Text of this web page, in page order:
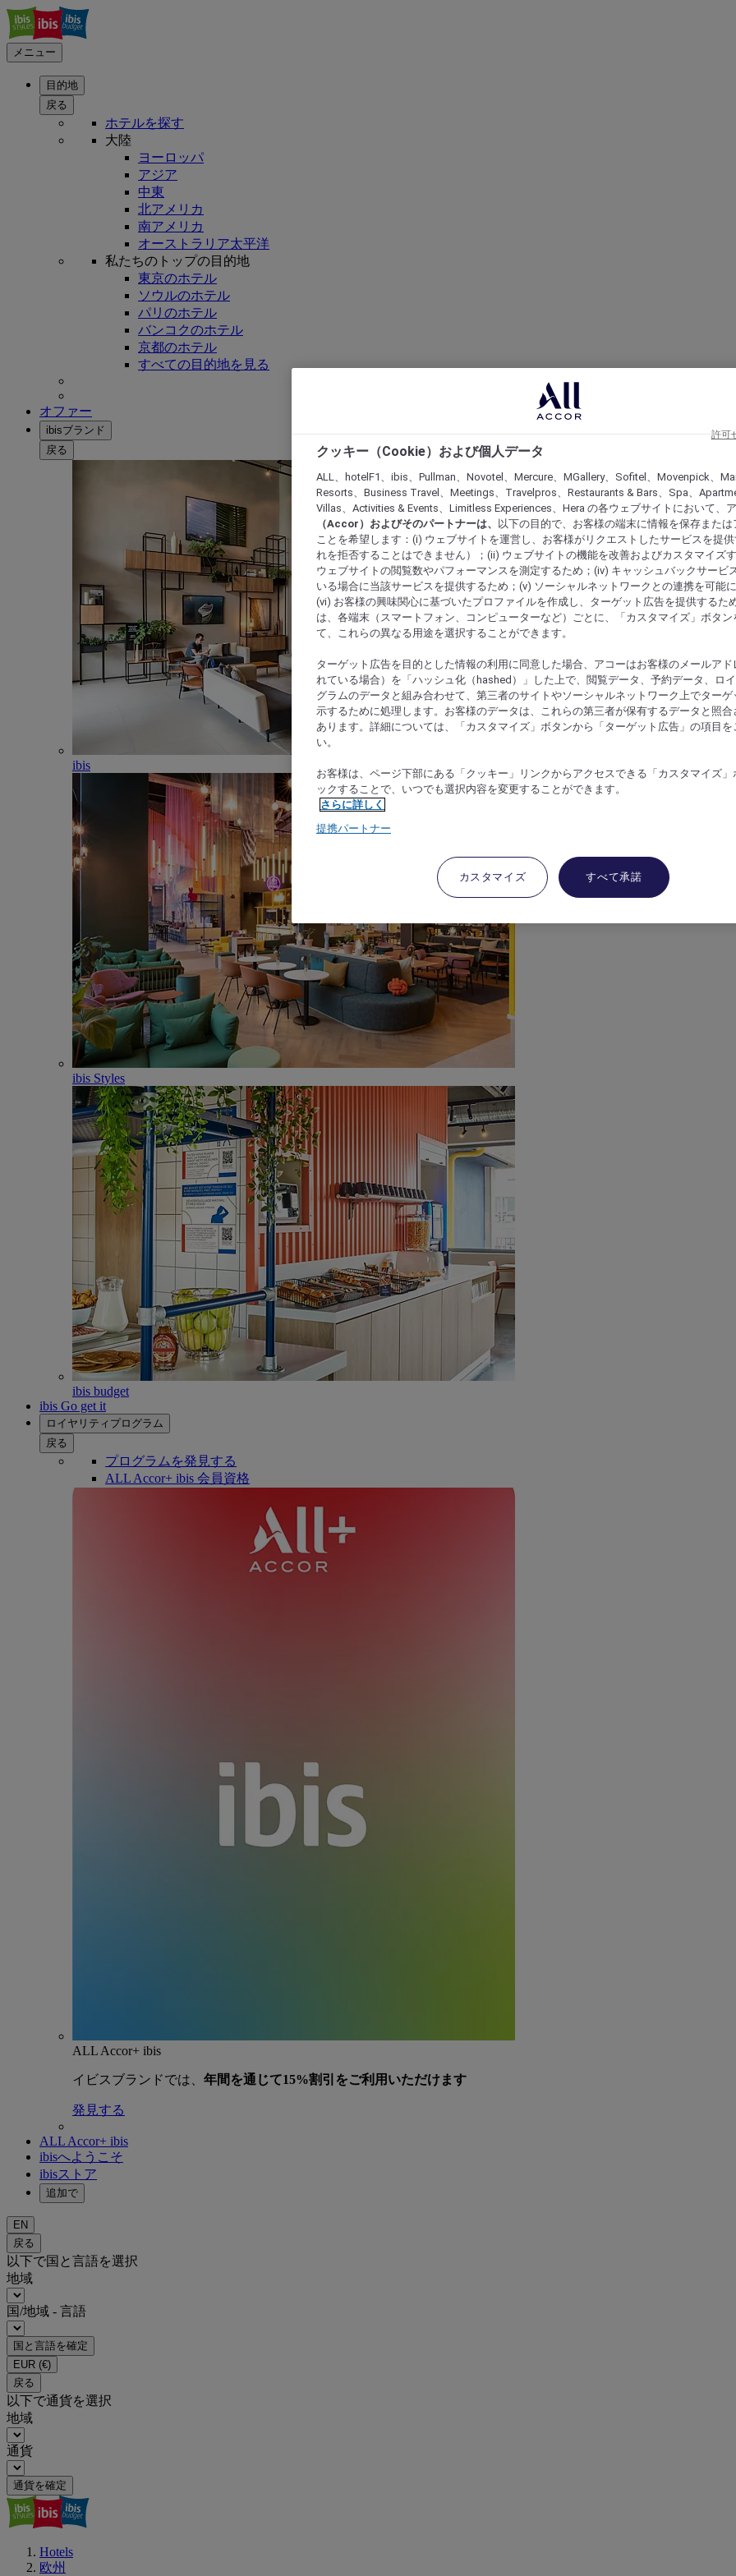
メニュー
目的地
戻る
ホテルを探す
大陸
ヨーロッパ
アジア
中東
北アメリカ
南アメリカ
オーストラリア太平洋
私たちのトップの目的地
東京のホテル
ソウルのホテル
パリのホテル
バンコクのホテル
京都のホテル
すべての目的地を見る
オファー
ibisブランド
戻る
ibis
ibis Styles
ibis budget
ibis Go get it
ロイヤリティプログラム
戻る
プログラムを発見する
ALL Accor+ ibis 会員資格
ALL Accor+ ibis
イビスブランドでは、 年間を通じて15%割引をご利用いただけます
発見する
ALL Accor+ ibis
ibisへようこそ
ibisストア
追加で
EN
戻る
以下で国と言語を選択
地域
国/地域 - 言語
国と言語を確定
EUR (€)
戻る
以下で通貨を選択
地域
通貨
通貨を確定
Hotels
欧州
クッキー（Cookie）および個人データ
ALL、hotelF1、ibis、Pullman、Novotel、Mercure、MGallery、Sofitel、Movenpick、
Resorts、Business Travel、Meetings、Travelpros、Restaurants & Bars、Spa、
Villas、Activities & Events、Limitless Experiences、Hera の各ウェブサイトにおいて、
（Accor）およびそのパートナーは、
以下の目的で、お客様の端末に情報を保存または
ことを希望します：(i) ウェブサイトを運営し、お客様がリクエストしたサービスを提供
れを拒否することはできません）；(ii) ウェブサイトの機能を改善およびカスタマイズ
ウェブサイトの閲覧数やパフォーマンスを測定するため；(iv) キャッシュバックサービ
いる場合に当該サービスを提供するため；(v) ソーシャルネットワークとの連携を可能
(vi) お客様の興味関心に基づいたプロファイルを作成し、ターゲット広告を提供するた
は、各端末（スマートフォン、コンピューターなど）ごとに、「カスタマイズ」ボタン
て、これらの異なる用途を選択することができます。
ターゲット広告を目的とした情報の利用に同意した場合、アコーはお客様のメールアド
れている場合）を「ハッシュ化（hashed）」した上で、閲覧データ、予約データ、ロ
グラムのデータと組み合わせて、第三者のサイトやソーシャルネットワーク上でター
示するために処理します。お客様のデータは、これらの第三者が保有するデータと照合
あります。詳細については、「カスタマイズ」ボタンから「ターゲット広告」の項目を
い。
お客様は、ページ下部にある「クッキー」リンクからアクセスできる「カスタマイズ」
ックすることで、いつでも選択内容を変更することができます。
さらに詳しく
提携パートナー
カスタマイズ すべて承諾
許可